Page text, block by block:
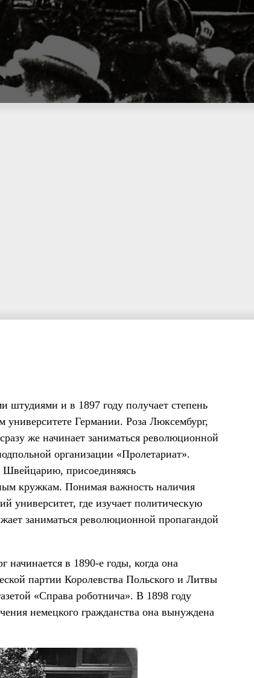
и в 1897 году получает степень
Германии. Роза Люксембург,
же начинает заниматься революционной
организации «Пролетариат».
Швейцарию, присоединяясь
кружкам. Понимая важность наличия
университет, где изучает политическую
заниматься революционной пропагандой
начинается в 1890-е годы, когда она
партии Королевства Польского и Литвы
«Справа роботнича». В 1898 году
немецкого гражданства она вынуждена